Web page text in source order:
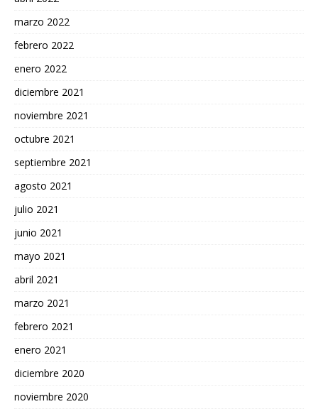
marzo 2022
febrero 2022
enero 2022
diciembre 2021
noviembre 2021
octubre 2021
septiembre 2021
agosto 2021
julio 2021
junio 2021
mayo 2021
abril 2021
marzo 2021
febrero 2021
enero 2021
diciembre 2020
noviembre 2020